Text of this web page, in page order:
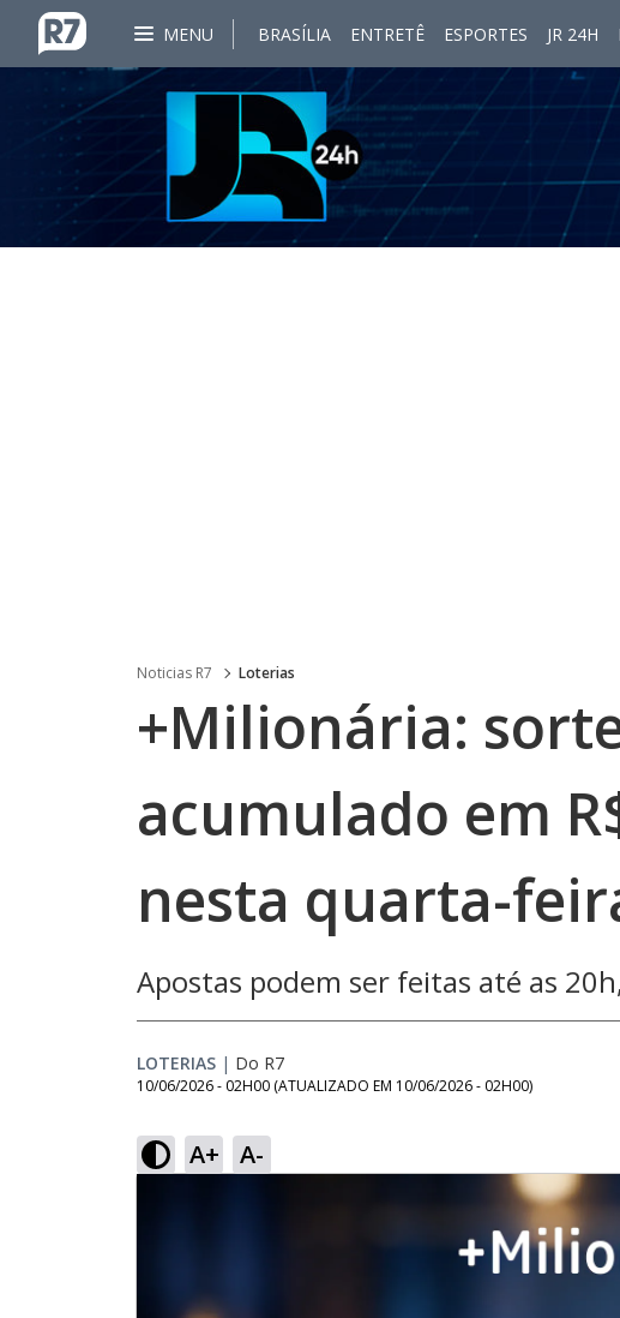
MENU BRASÍLIA ENTRETÊ ESPORTES JR 24H
Noticias R7 Loterias
+Milionária:
acumulado em
nesta quarta-
Apostas podem ser feitas até as
LOTERIAS | Do R7
10/06/2026 - 02H00 (ATUALIZADO EM 10/06/2026 - 02H00)
A+ A-